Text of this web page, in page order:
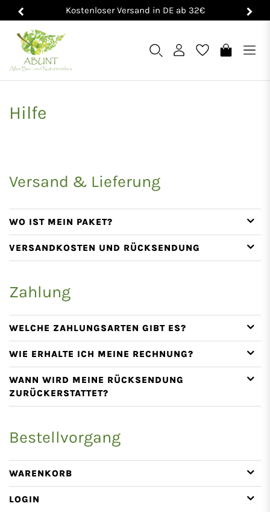
Kostenloser Versand in DE ab 32€
Hilfe
Versand & Lieferung
WO IST MEIN PAKET?
VERSANDKOSTEN UND RÜCKSENDUNG
Zahlung
WELCHE ZAHLUNGSARTEN GIBT ES?
WIE ERHALTE ICH MEINE RECHNUNG?
WANN WIRD MEINE RÜCKSENDUNG
ZURÜCKERSTATTET?
Bestellvorgang
WARENKORB
LOGIN